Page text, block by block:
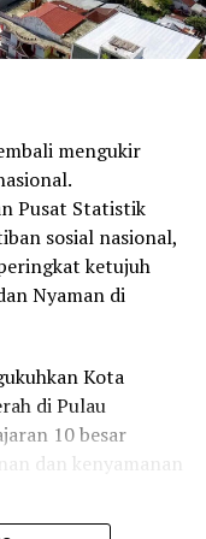
mengukir
Pusat Statistik
sosial nasional,
ketujuh
Nyaman di
Kota
di Pulau
10 besar
dan kenyamanan